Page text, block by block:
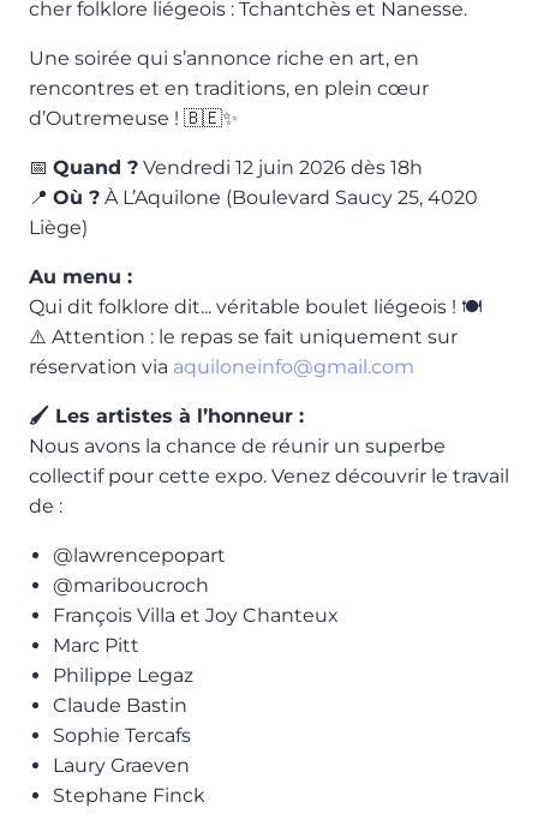
cher folklore liégeois : Tchantchès et Nanesse.
Une soirée qui s’annonce riche en art, en
rencontres et en traditions, en plein cœur
d’Outremeuse ! 🇧🇪✨
📅 Quand ? Vendredi 12 juin 2026 dès 18h
📍 Où ? À L’Aquilone (Boulevard Saucy 25, 4020
Liège)
Au menu :
Qui dit folklore dit... véritable boulet liégeois ! 🍽️
⚠️ Attention : le repas se fait uniquement sur
réservation via aquiloneinfo@gmail.com
🖌️ Les artistes à l’honneur :
Nous avons la chance de réunir un superbe
collectif pour cette expo. Venez découvrir le travail
de :
@lawrencepopart
@mariboucroch
François Villa et Joy Chanteux
Marc Pitt
Philippe Legaz
Claude Bastin
Sophie Tercafs
Laury Graeven
Stephane Finck